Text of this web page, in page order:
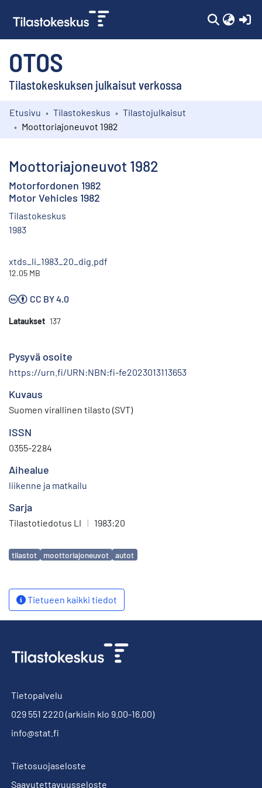
OTOS
Tilastokeskuksen julkaisut verkossa
Kokoelmat
Etusivu Tilastokeskus
Tilastojulkaisut
Moottoriajoneuvot 1982
Moottoriajoneuvot 1982
Motorfordonen 1982
Motor Vehicles 1982
Tilastokeskus
1983
xtds_li_1983_20_dig.pdf
12.05 MB
CC BY 4.0
Lataukset 137
Pysyvä osoite
https://urn.fi/URN:NBN:fi-fe2023013113653
Kuvaus
Suomen virallinen tilasto (SVT)
ISSN
0355-2284
Aihealue
liikenne ja matkailu
Sarja
Tilastotiedotus LI | 1983:20
Avainsanat
tilastot moottoriajoneuvot autot
Tietueen kaikki tiedot
Tietopalvelu
029 551 2220 (arkisin klo 9.00-16.00)
info@stat.fi
Tietosuojaseloste
Saavutettavuusseloste